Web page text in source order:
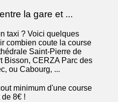
la gare et ...
taxi ? Voici quelques
combien coute la course
Saint-Pierre de
Bisson, CERZA Parc des
ou Cabourg, ...
minimum d'une course
de 8€ !